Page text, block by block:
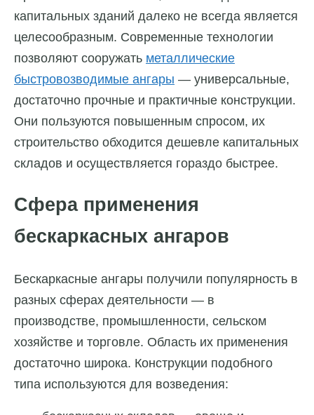
капитальных зданий далеко не всегда является
целесообразным. Современные технологии
позволяют сооружать металлические
быстровозводимые ангары — универсальные,
достаточно прочные и практичные конструкции.
Они пользуются повышенным спросом, их
строительство обходится дешевле капитальных
складов и осуществляется гораздо быстрее.
Сфера применения
бескаркасных ангаров
Бескаркасные ангары получили популярность в
разных сферах деятельности — в
производстве, промышленности, сельском
хозяйстве и торговле. Область их применения
достаточно широка. Конструкции подобного
типа используются для возведения: